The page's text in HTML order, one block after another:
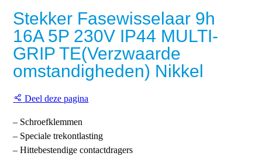
Stekker Fasewisselaar 9h
16A 5P 230V IP44 MULTI-
GRIP TE(Verzwaarde
omstandigheden) Nikkel
Deel deze pagina
– Schroefklemmen
– Speciale trekontlasting
– Hittebestendige contactdragers